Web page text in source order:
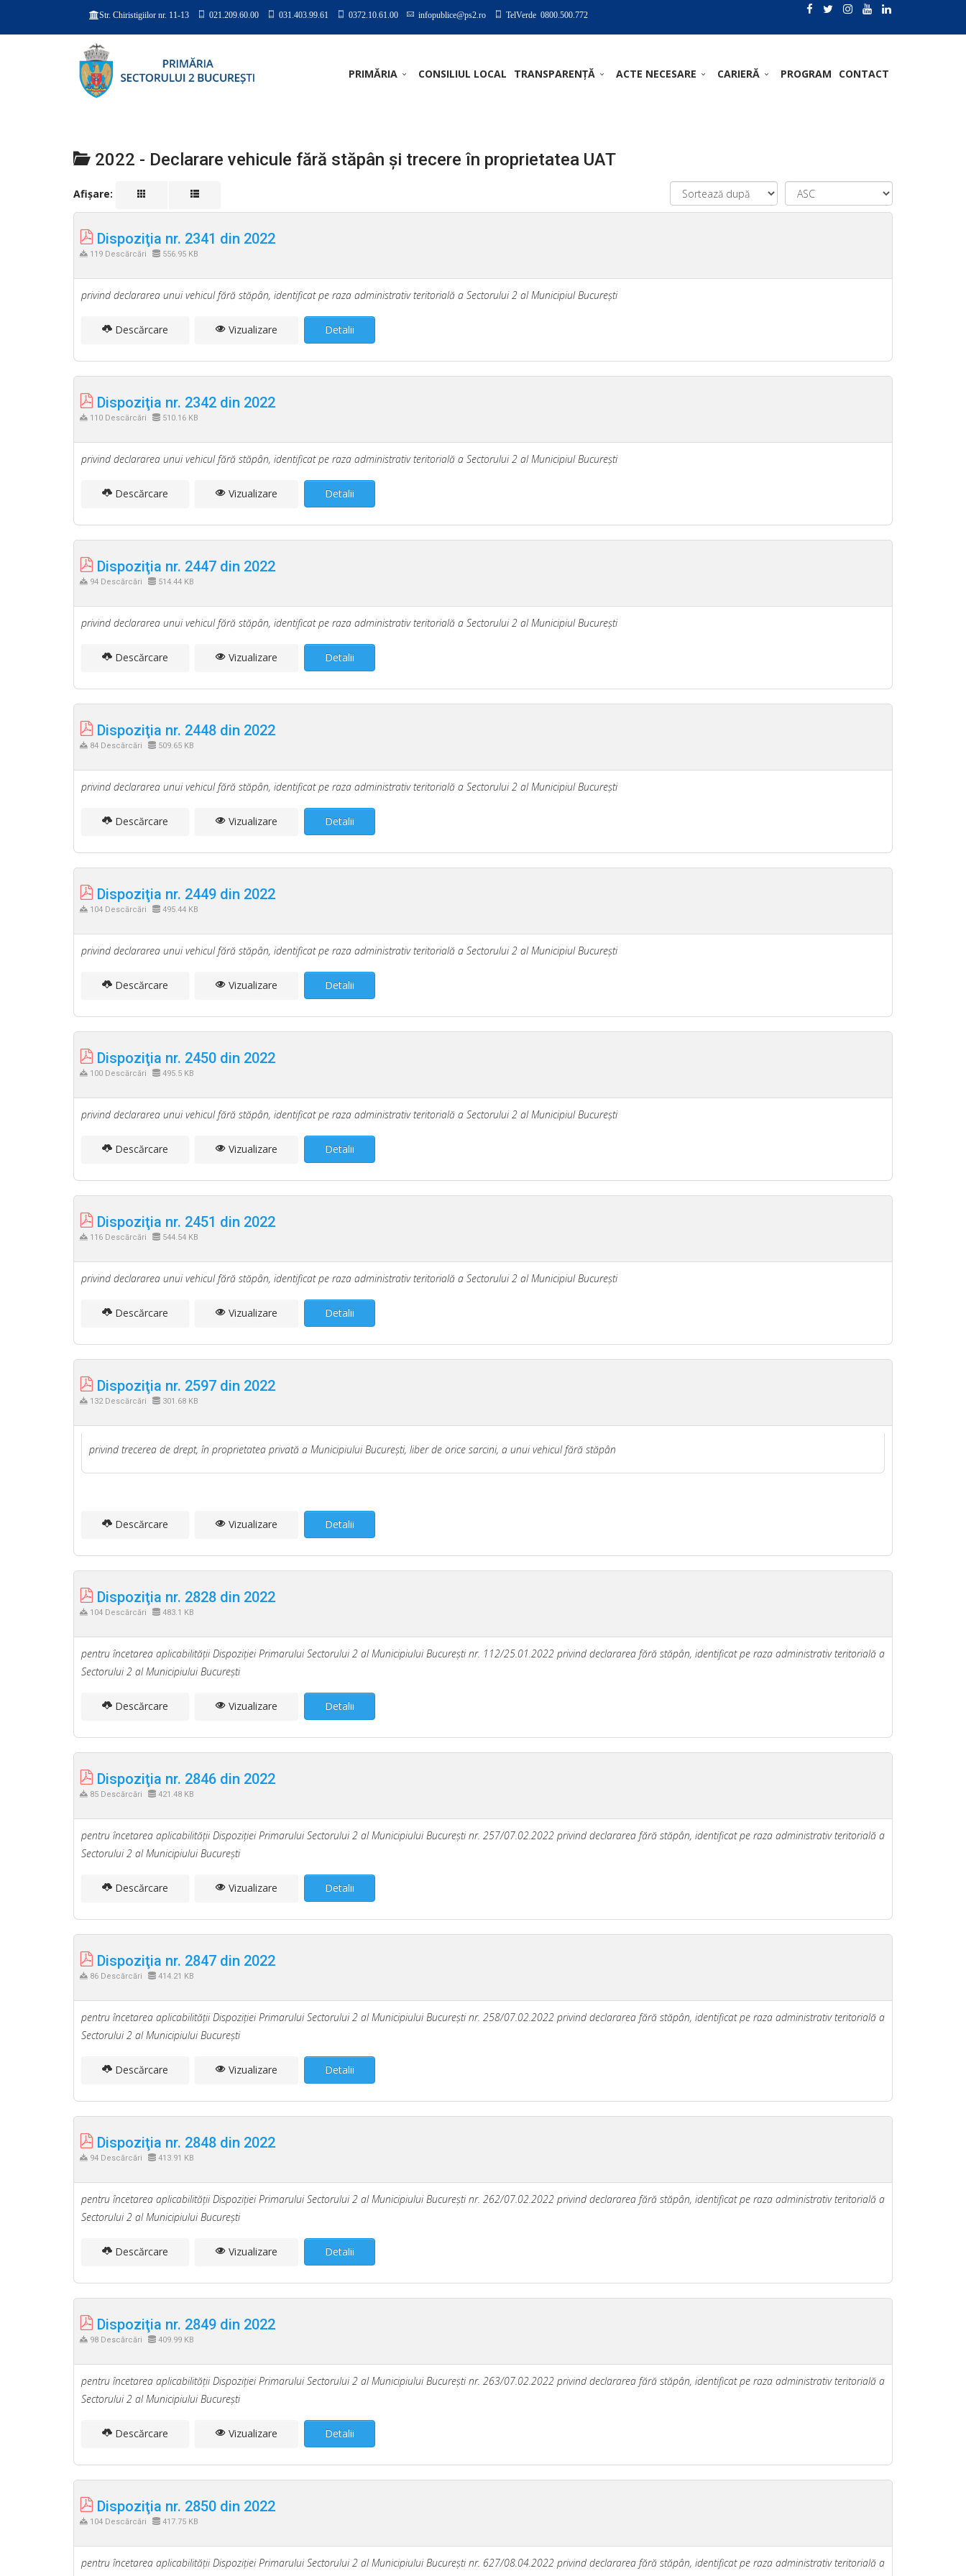
Str. Chiristigiilor nr. 11-13 021.209.60.00 031.403.99.61 0372.10.61.00 infopublice@ps2.ro TelVerde 0800.500.772
PRIMĂRIA CONSILIUL LOCAL TRANSPARENȚĂ ACTE NECESARE CARIERĂ PROGRAM CONTACT
2022 - Declarare vehicule fără stăpân şi trecere în proprietatea UAT
Afișare:
Dispoziţia nr. 2341 din 2022
119 Descărcări 556.95 KB
privind declararea unui vehicul fără stăpân, identificat pe raza administrativ teritorială a Sectorului 2 al Municipiul Bucureşti
Descărcare Vizualizare Detalii
Dispoziţia nr. 2342 din 2022
110 Descărcări 510.16 KB
privind declararea unui vehicul fără stăpân, identificat pe raza administrativ teritorială a Sectorului 2 al Municipiul Bucureşti
Descărcare Vizualizare Detalii
Dispoziţia nr. 2447 din 2022
94 Descărcări 514.44 KB
privind declararea unui vehicul fără stăpân, identificat pe raza administrativ teritorială a Sectorului 2 al Municipiul Bucureşti
Descărcare Vizualizare Detalii
Dispoziţia nr. 2448 din 2022
84 Descărcări 509.65 KB
privind declararea unui vehicul fără stăpân, identificat pe raza administrativ teritorială a Sectorului 2 al Municipiul Bucureşti
Descărcare Vizualizare Detalii
Dispoziţia nr. 2449 din 2022
104 Descărcări 495.44 KB
privind declararea unui vehicul fără stăpân, identificat pe raza administrativ teritorială a Sectorului 2 al Municipiul Bucureşti
Descărcare Vizualizare Detalii
Dispoziţia nr. 2450 din 2022
100 Descărcări 495.5 KB
privind declararea unui vehicul fără stăpân, identificat pe raza administrativ teritorială a Sectorului 2 al Municipiul Bucureşti
Descărcare Vizualizare Detalii
Dispoziţia nr. 2451 din 2022
116 Descărcări 544.54 KB
privind declararea unui vehicul fără stăpân, identificat pe raza administrativ teritorială a Sectorului 2 al Municipiul Bucureşti
Descărcare Vizualizare Detalii
Dispoziţia nr. 2597 din 2022
132 Descărcări 301.68 KB
privind trecerea de drept, în proprietatea privată a Municipiului Bucureşti, liber de orice sarcini, a unui vehicul fără stăpân
Descărcare Vizualizare Detalii
Dispoziţia nr. 2828 din 2022
104 Descărcări 483.1 KB
pentru încetarea aplicabilităţii Dispoziţiei Primarului Sectorului 2 al Municipiului Bucureşti nr. 112/25.01.2022 privind declararea fără stăpân, identificat pe raza administrativ teritorială a
Sectorului 2 al Municipiului Bucureşti
Descărcare Vizualizare Detalii
Dispoziţia nr. 2846 din 2022
85 Descărcări 421.48 KB
pentru încetarea aplicabilităţii Dispoziţiei Primarului Sectorului 2 al Municipiului Bucureşti nr. 257/07.02.2022 privind declararea fără stăpân, identificat pe raza administrativ teritorială a
Sectorului 2 al Municipiului Bucureşti
Descărcare Vizualizare Detalii
Dispoziţia nr. 2847 din 2022
86 Descărcări 414.21 KB
pentru încetarea aplicabilităţii Dispoziţiei Primarului Sectorului 2 al Municipiului Bucureşti nr. 258/07.02.2022 privind declararea fără stăpân, identificat pe raza administrativ teritorială a
Sectorului 2 al Municipiului Bucureşti
Descărcare Vizualizare Detalii
Dispoziţia nr. 2848 din 2022
94 Descărcări 413.91 KB
pentru încetarea aplicabilităţii Dispoziţiei Primarului Sectorului 2 al Municipiului Bucureşti nr. 262/07.02.2022 privind declararea fără stăpân, identificat pe raza administrativ teritorială a
Sectorului 2 al Municipiului Bucureşti
Descărcare Vizualizare Detalii
Dispoziţia nr. 2849 din 2022
98 Descărcări 409.99 KB
pentru încetarea aplicabilităţii Dispoziţiei Primarului Sectorului 2 al Municipiului Bucureşti nr. 263/07.02.2022 privind declararea fără stăpân, identificat pe raza administrativ teritorială a
Sectorului 2 al Municipiului Bucureşti
Descărcare Vizualizare Detalii
Dispoziţia nr. 2850 din 2022
104 Descărcări 417.75 KB
pentru încetarea aplicabilităţii Dispoziţiei Primarului Sectorului 2 al Municipiului Bucureşti nr. 627/08.04.2022 privind declararea fără stăpân, identificat pe raza administrativ teritorială a